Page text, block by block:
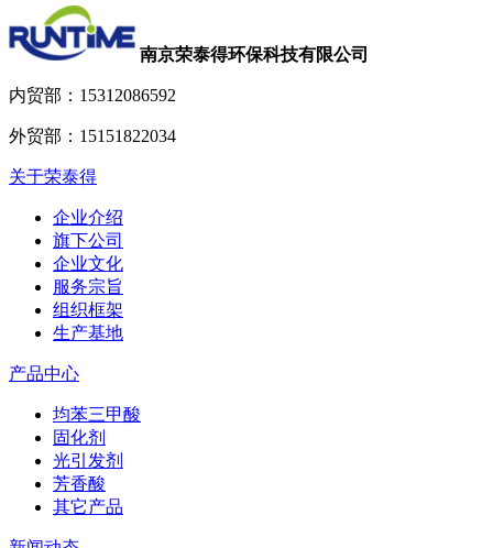
南京荣泰得环保科技有限公司
内贸部： 15312086592
外贸部： 15151822034
关于荣泰得
企业介绍
旗下公司
企业文化
服务宗旨
组织框架
生产基地
产品中心
均苯三甲酸
固化剂
光引发剂
芳香酸
其它产品